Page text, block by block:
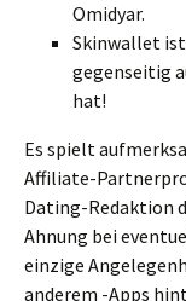
Omidyar.
Skinwallet ist
gegenseitig
hat!
Es spielt
Affiliate-
Dating-Redaktion
Ahnung bei
einzige
anderem -Apps